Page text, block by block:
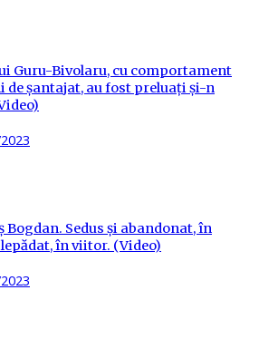
Guru-Bivolaru, cu comportament
de șantajat, au fost preluați și-n
Bogdan. Sedus și abandonat, în
în viitor. (Video)